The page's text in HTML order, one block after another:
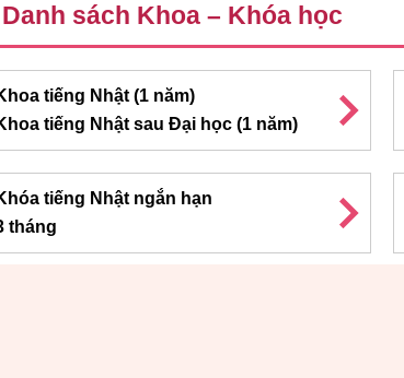
Danh sách Khoa – Khóa học
tiếng Nhật (1 năm)
tiếng Nhật sau Đại học (1 năm)
tiếng Nhật ngắn hạn
tháng